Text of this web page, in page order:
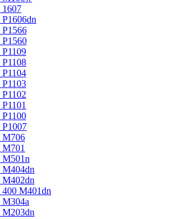
1607
P1606dn
P1566
P1560
P1109
P1108
P1104
P1103
P1100
P1007
M706
M701
M501n
M404dn
M402dn
400 M401dn
M304a
M203dn